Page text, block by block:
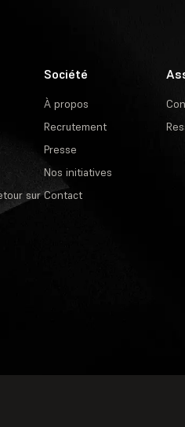
sur
Société
À propos
Recrutement
Presse
Nos initiatives
Contact